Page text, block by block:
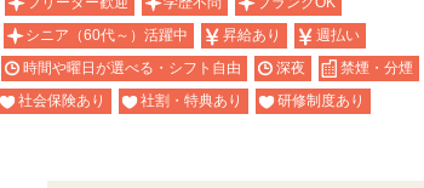
シニア（60代～）活躍中 昇給あり
週払い
時間や曜日が選べる・シフト自由 深夜
禁煙・分煙
社会保険あり 社割・特典あり
研修制度あり